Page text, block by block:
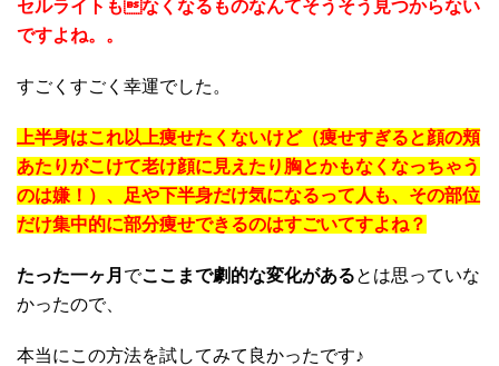
セルライトもなくなるものなんてそうそう見つからない
ですよね。。
すごくすごく幸運でした。
上半身はこれ以上痩せたくないけど（痩せすぎると顔の頬
あたりがこけて老け顔に見えたり胸とかもなくなっちゃう
のは嫌！）、足や下半身だけ気になるって人も、その部位
だけ集中的に部分痩せできるのはすごいてすよね？
たった一ヶ月 でここまで劇的な変化があるとは思っていな
かったので、
本当にこの方法を試してみて良かったです♪